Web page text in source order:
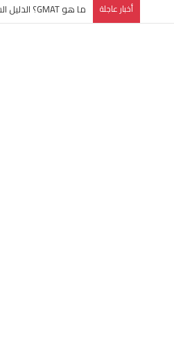
أخبار عاجلة ما هو GMAT؟ الدليل الشامل لاختبار قبول ماجستير إدارة الأعمال